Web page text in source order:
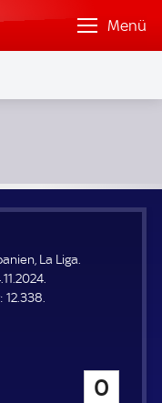
Menü
La Liga.
Z
12.338.
0